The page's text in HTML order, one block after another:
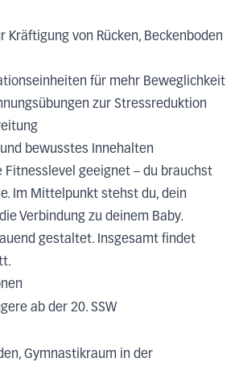
Kräftigung von Rücken, Beckenboden
für mehr Beweglichkeit
zur Stressreduktion
bewusstes Innehalten
Fitnesslevel geeignet – du brauchst
Im Mittelpunkt stehst du, dein
Verbindung zu deinem Baby.
gestaltet. Insgesamt findet
ab der 20. SSW
Gymnastikraum in der